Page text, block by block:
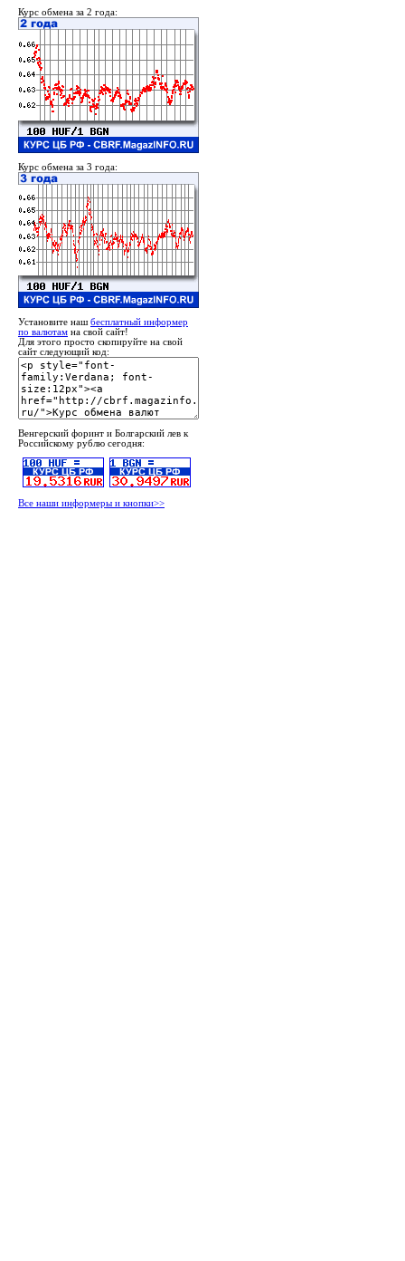
Курс обмена за 2 года:
Курс обмена за 3 года:
Установите наш бесплатный информер
по валютам на свой сайт!
Для этого просто скопируйте на свой
сайт следующий код:
Венгерский форинт и Болгарский лев к
Российскому рублю сегодня:
Все наши информеры и кнопки>>